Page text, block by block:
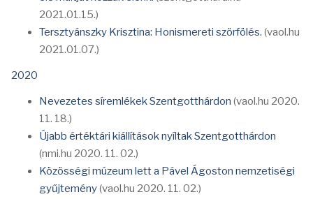
2021.01.15.)
Tersztyánszky Krisztina: Honismereti szörfölés. (vaol.hu
2021.01.07.)
2020
Nevezetes síremlékek Szentgotthárdon (vaol.hu 2020.
11. 18.)
Újabb értéktári kiállítások nyíltak Szentgotthárdon
(nmi.hu 2020. 11. 02.)
Közösségi múzeum lett a Pável Ágoston nemzetiségi
gyűjtemény(vaol.hu 2020. 11. 02.)